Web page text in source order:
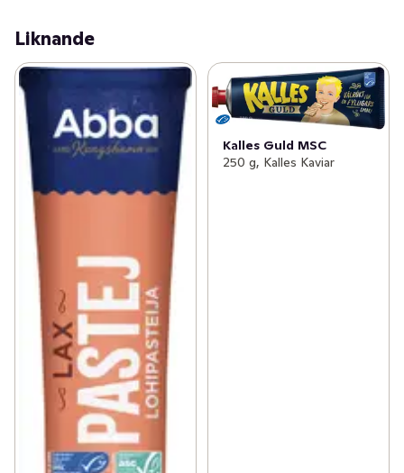
Liknande
Kalles Guld MSC
250 g, Kalles Kaviar